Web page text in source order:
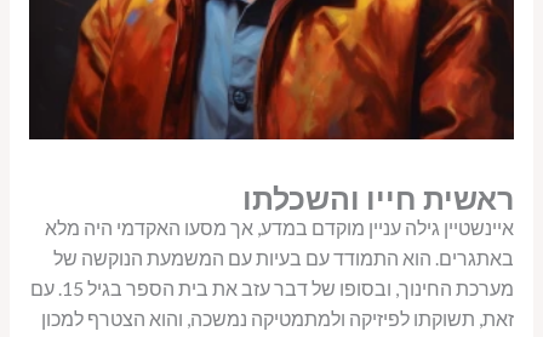
ראשית חייו והשכלתו
איינשטיין גילה עניין מוקדם במדע, אך מסעו האקדמי היה מלא
באתגרים. הוא התמודד עם בעיות עם המשמעת הנוקשה של
מערכת החינוך, ובסופו של דבר עזב את בית הספר בגיל 15. עם
זאת, תשוקתו לפיזיקה ולמתמטיקה נמשכה, והוא הצטרף למכון